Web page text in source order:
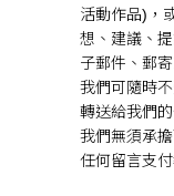
活動作品)，
想、建議、
子郵件、郵
我們可隨時
轉送給我們
我們無須承
任何留言支